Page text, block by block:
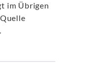
im Übrigen